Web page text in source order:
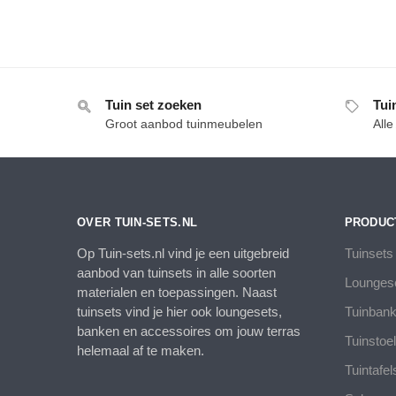
Tuin set zoeken
Groot aanbod tuinmeubelen
OVER TUIN-SETS.NL
Op Tuin-sets.nl vind je een uitgebreid
aanbod van tuinsets in alle soorten
materialen en toepassingen. Naast
tuinsets vind je hier ook loungesets,
banken en accessoires om jouw terras
helemaal af te maken.
Tuinsets